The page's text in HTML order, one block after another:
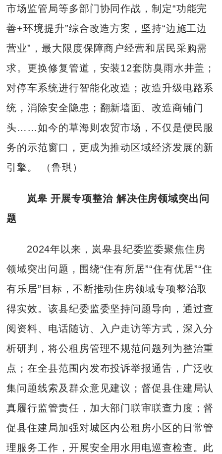
市场监管局等多部门协同作战，制定“功能完
善+环境提升”综合改造方案，坚持“边施工边
营业”，最大限度保障商户经营和居民采购需
求。更换修复管道，安装12套防臭雨水井盖；
对停车系统进行智能化改造；改造升级电路系
统，消除安全隐患；翻新墙面、改造商铺门
头……如今的草海则农贸市场，不仅是便民服
务的示范窗口，更成为推动区域经济发展的新
引擎。 （鲁琪）
岚皋 开展专项整治 解决住房领域突出问
题
2024年以来，岚皋县纪委监委聚焦住房
领域突出问题，围绕“住有所居”“住有优居”“住
有乐居”目标，不断推动住房领域专项整治取
得实效。该县纪委监委坚持问题导向，通过查
阅资料、电话随访、入户走访等方式，深入分
析研判，将公租房管理不规范问题列为整治重
点；在全县范围内发布投诉举报通告，广泛收
集问题线索及群众意见建议；督促县住建局认
真履行监管责任，加大部门联审联查力度；督
促县住建局加强对城区内公租房小区的日常管
理服务工作，开展安全用水用电巡查检查。此